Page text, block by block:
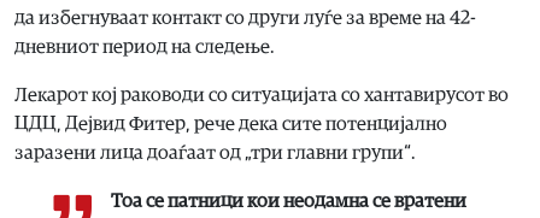
да избегнуваат контакт со други луѓе за време на 42-
дневниот период на следење.
Лекарот кој раководи со ситуацијата со хантавирусот во
ЦДЦ, Дејвид Фитер, рече дека сите потенцијално
заразени лица доаѓаат од „три главни групи“.
Тоа се патници кои неодамна се вратени